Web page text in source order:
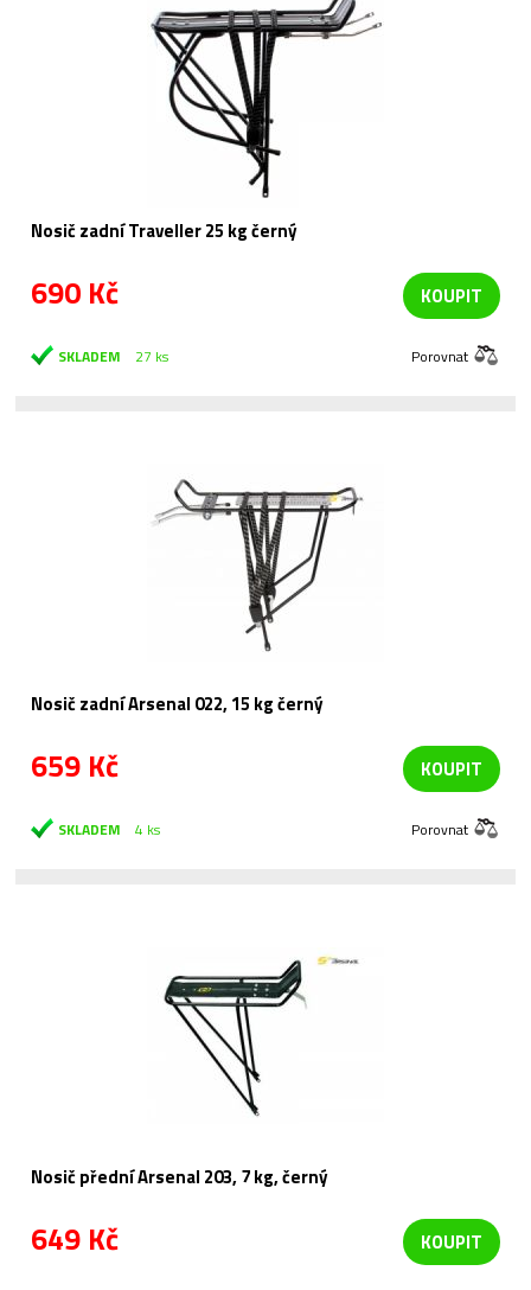
Nosič zadní Traveller 25 kg černý
690 Kč KOUPIT
SKLADEM 27 ks Porovnat
Nosič zadní Arsenal 022, 15 kg černý
659 Kč KOUPIT
SKLADEM 4 ks Porovnat
Nosič přední Arsenal 203, 7 kg, černý
649 Kč KOUPIT